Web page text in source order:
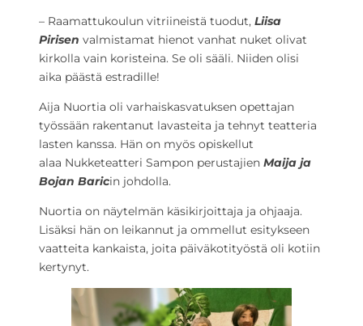
– Raamattukoulun vitriineistä tuodut, Liisa
Pirisen valmistamat hienot vanhat nuket olivat
kirkolla vain koristeina. Se oli sääli. Niiden olisi
aika päästä estradille!
Aija Nuortia oli varhaiskasvatuksen opettajan
työssään rakentanut lavasteita ja tehnyt teatteria
lasten kanssa. Hän on myös opiskellut
alaa Nukketeatteri Sampon perustajien Maija ja
Bojan Baricin johdolla.
Nuortia on näytelmän käsikirjoittaja ja ohjaaja.
Lisäksi hän on leikannut ja ommellut esitykseen
vaatteita kankaista, joita päiväkotityöstä oli kotiin
kertynyt.